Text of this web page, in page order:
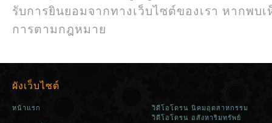
รับการยินยอมจากทางเว็บไซต์ของเรา หากพบ
การตามกฎหมาย
ผังเว็บไซต์
หน้าแรก
วิดีโอโดรน นิคมอุตสาหกรรม
วิดีโอโดรน อสังหาริมทรัพย์